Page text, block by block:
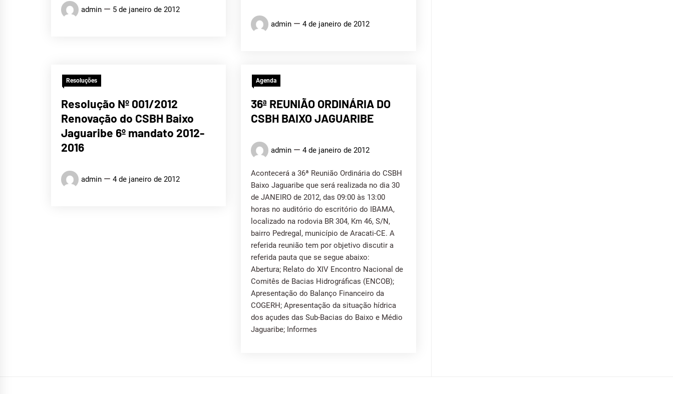
admin 5 de janeiro de 2012
admin 4 de janeiro de 2012
Resoluções
Resolução Nº 001/2012
Renovação do CSBH Baixo
Jaguaribe 6º mandato 2012-
2016
admin 4 de janeiro de 2012
Agenda
36ª REUNIÃO ORDINÁRIA DO
CSBH BAIXO JAGUARIBE
admin 4 de janeiro de 2012
Acontecerá a 36ª Reunião Ordinária do CSBH
Baixo Jaguaribe que será realizada no dia 30
de JANEIRO de 2012, das 09:00 às 13:00
horas no auditório do escritório do IBAMA,
localizado na rodovia BR 304, Km 46, S/N,
bairro Pedregal, município de Aracati-CE. A
referida reunião tem por objetivo discutir a
referida pauta que se segue abaixo:
Abertura; Relato do XIV Encontro Nacional de
Comitês de Bacias Hidrográficas (ENCOB);
Apresentação do Balanço Financeiro da
COGERH; Apresentação da situação hídrica
dos açudes das Sub-Bacias do Baixo e Médio
Jaguaribe; Informes